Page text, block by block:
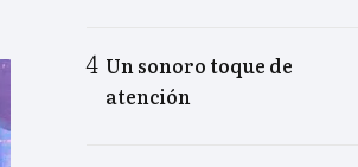
Un sonoro toque de
atención